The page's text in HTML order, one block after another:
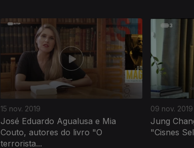
15 nov. 2019
José Eduardo Agualusa e Mia
Couto, autores do livro "O
terrorista...
09 nov. 2019
Jung
"Cisnes